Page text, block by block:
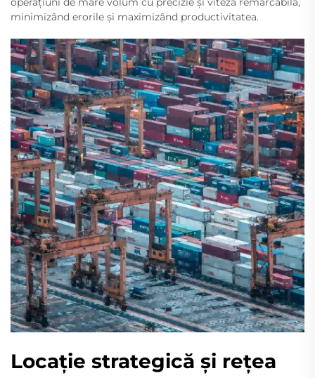
minimizând erorile și maximizând productivitatea.
Locație strategică și rețea